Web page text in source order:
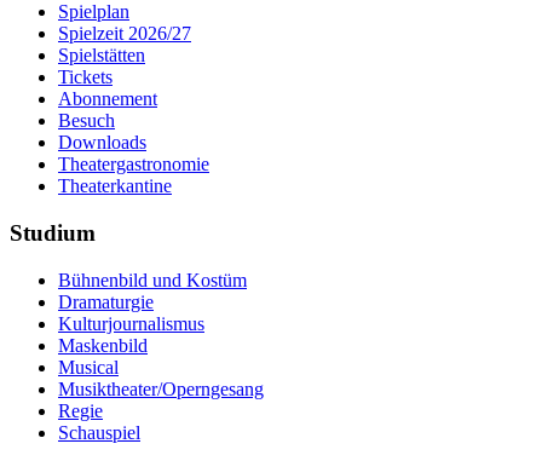
Spielplan
Spielzeit 2026/27
Spielstätten
Tickets
Abonnement
Besuch
Downloads
Theatergastronomie
Theaterkantine
Studium
Bühnenbild und Kostüm
Dramaturgie
Kulturjournalismus
Maskenbild
Musical
Musiktheater/­Operngesang
Regie
Schauspiel